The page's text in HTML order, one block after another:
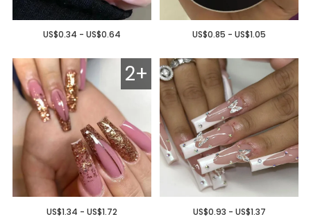
US$0.34 - US$0.64 US$0.85 - US$1.05
2+
US$1.34 - US$1.72 US$0.93 - US$1.37